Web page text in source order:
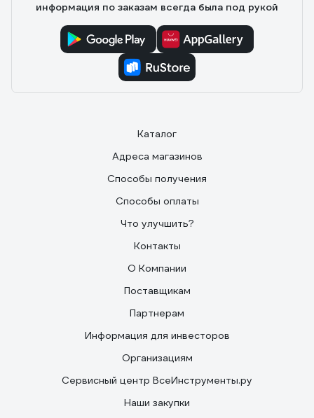
информация по заказам всегда была под рукой
Каталог
Адреса магазинов
Способы получения
Способы оплаты
Что улучшить?
Контакты
О Компании
Поставщикам
Партнерам
Информация для инвесторов
Организациям
Сервисный центр ВсеИнструменты.ру
Наши закупки